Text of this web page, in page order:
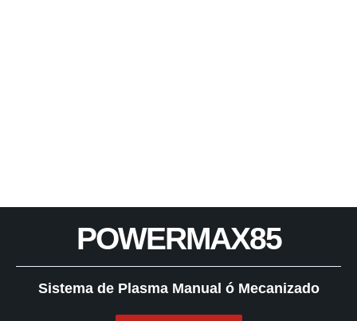
POWERMAX85
Sistema de Plasma Manual ó Mecanizado